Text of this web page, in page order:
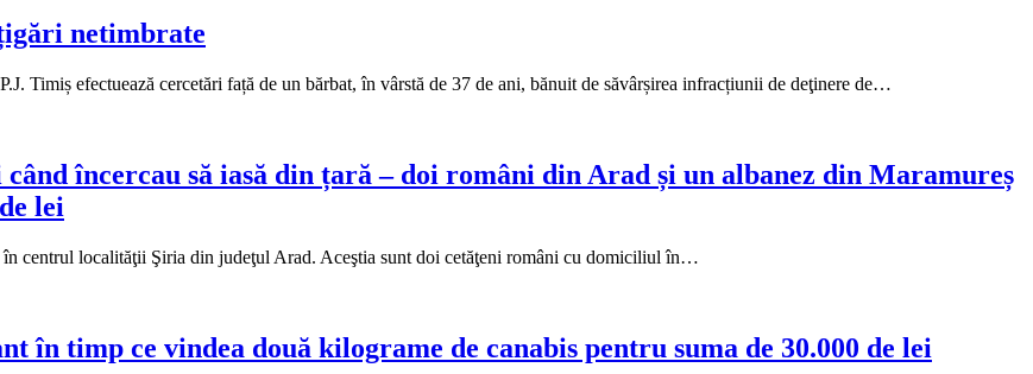
netimbrate
Timiș efectuează cercetări față de un bărbat, în vârstă de 37 de ani, bănuit de săvârșirea infracțiunii de deţinere de…
încercau să iasă din țară – doi români din Arad și un albanez din Maramureș
lei
centrul localităţii Şiria din judeţul Arad. Aceştia sunt doi cetăţeni români cu domiciliul în…
în timp ce vindea două kilograme de canabis pentru suma de 30.000 de lei